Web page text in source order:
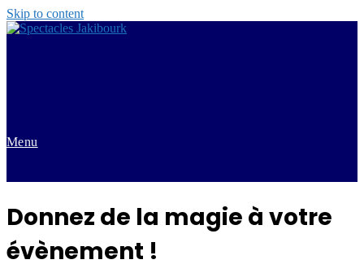
Skip to content
Menu
Donnez de la magie à votre
évènement !